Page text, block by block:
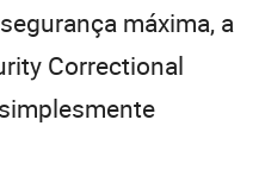
máxima, a
Correctional